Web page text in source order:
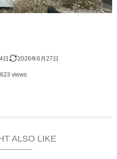
日 2026年6月27日
623 views
ALSO LIKE